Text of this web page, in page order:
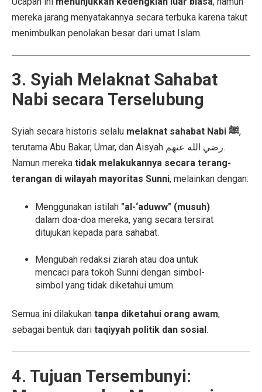
mereka jarang menyatakannya secara terbuka karena takut
menimbulkan penolakan besar dari umat Islam.
3. Syiah Melaknat Sahabat
Nabi secara Terselubung
Syiah secara historis selalu melaknat sahabat Nabi ﷺ,
terutama Abu Bakar, Umar, dan Aisyah رضي الله عنهم.
Namun mereka tidak melakukannya secara terang-
terangan di wilayah mayoritas Sunni, melainkan dengan:
Menggunakan istilah "al-‘aduww" (musuh)
dalam doa-doa mereka, yang secara tersirat
ditujukan kepada para sahabat.
Mengubah redaksi ziarah atau doa untuk
mencaci para tokoh Sunni dengan simbol-
simbol yang tidak diketahui umum.
Semua ini dilakukan tanpa diketahui orang awam,
sebagai bentuk dari taqiyyah politik dan sosial .
4. Tujuan Tersembunyi: